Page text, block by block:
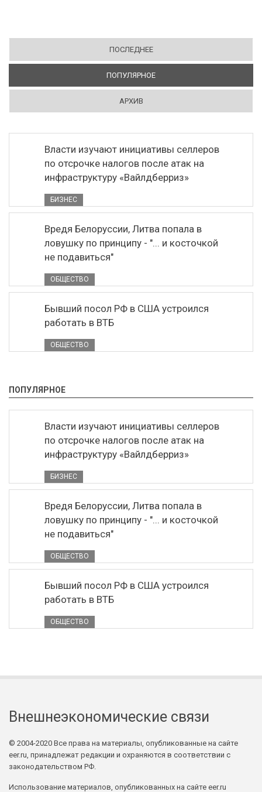
ПОСЛЕДНЕЕ
ПОПУЛЯРНОЕ
АРХИВ
Власти изучают инициативы селлеров
по отсрочке налогов после атак на
инфраструктуру «Вайлдберриз»
БИЗНЕС
Вредя Белоруссии, Литва попала в
ловушку по принципу - "... и косточкой
не подавиться"
ОБЩЕСТВО
Бывший посол РФ в США устроился
работать в ВТБ
ОБЩЕСТВО
ПОПУЛЯРНОЕ
Власти изучают инициативы селлеров
по отсрочке налогов после атак на
инфраструктуру «Вайлдберриз»
БИЗНЕС
Вредя Белоруссии, Литва попала в
ловушку по принципу - "... и косточкой
не подавиться"
ОБЩЕСТВО
Бывший посол РФ в США устроился
работать в ВТБ
ОБЩЕСТВО
Внешнеэкономические связи
© 2004-2020 Все права на материалы, опубликованные на сайте
eer.ru, принадлежат редакции и охраняются в соответствии с
законодательством РФ.
Использование материалов, опубликованных на сайте eer.ru